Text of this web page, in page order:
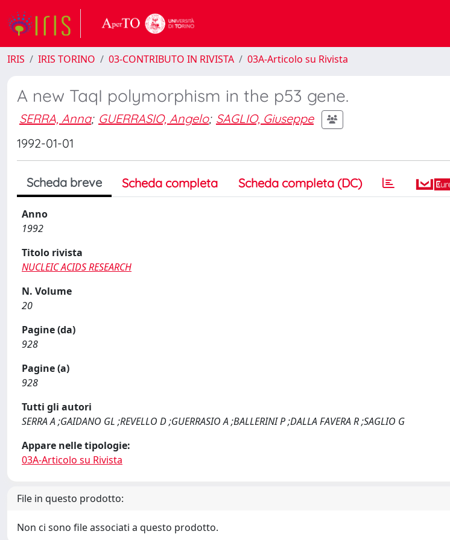
IRIS IRIS TORINO 03-CONTRIBUTO IN RIVISTA 03A-Articolo su Rivista
A new TaqI polymorphism in the p53 gene.
SERRA, Anna; GUERRASIO, Angelo; SAGLIO, Giuseppe
1992-01-01
Scheda breve Scheda completa Scheda completa (DC)
Anno
1992
Titolo rivista
NUCLEIC ACIDS RESEARCH
N. Volume
20
Pagine (da)
928
Pagine (a)
928
Tutti gli autori
SERRA A ;GAIDANO GL ;REVELLO D ;GUERRASIO A ;BALLERINI P ;DALLA FAVERA R ;SAGLIO G
Appare nelle tipologie:
03A-Articolo su Rivista
File in questo prodotto:
Non ci sono file associati a questo prodotto.